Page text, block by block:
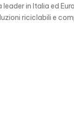
leader in Italia ed
riciclabili e